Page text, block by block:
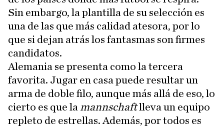
Sin embargo, la plantilla de su selección es
una de las que más calidad atesora, por lo
que si dejan atrás los fantasmas son firmes
candidatos.
Alemania se presenta como la tercera
favorita. Jugar en casa puede resultar un
arma de doble filo, aunque más allá de eso, lo
cierto es que la mannschaftlleva un equipo
repleto de estrellas. Además, por todos es